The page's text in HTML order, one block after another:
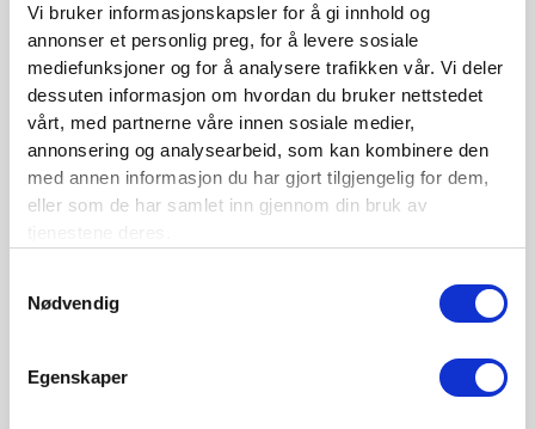
Vi bruker informasjonskapsler for å gi innhold og
annonser et personlig preg, for å levere sosiale
mediefunksjoner og for å analysere trafikken vår. Vi deler
dessuten informasjon om hvordan du bruker nettstedet
vårt, med partnerne våre innen sosiale medier,
annonsering og analysearbeid, som kan kombinere den
med annen informasjon du har gjort tilgjengelig for dem,
eller som de har samlet inn gjennom din bruk av
Nødvendig
Egenskaper
Siste nytt
Nordisk Forsikringstidsskrift nr. 1/2026
Nominer din kandidat til Forsikringsprisen 2025
Nordisk Forsikringstidsskrift nr. 3/2024